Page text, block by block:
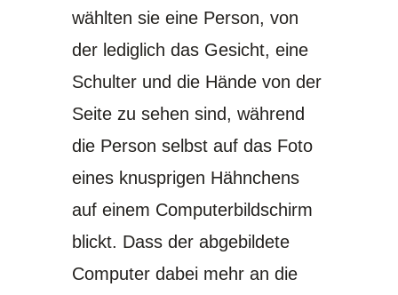
wählten sie eine Person, von
der lediglich das Gesicht, eine
Schulter und die Hände von der
Seite zu sehen sind, während
die Person selbst auf das Foto
eines knusprigen Hähnchens
auf einem Computerbildschirm
blickt. Dass der abgebildete
Computer dabei mehr an die